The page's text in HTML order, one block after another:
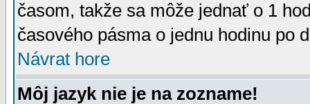
časom, takže sa môže jednať o 1
časového pásma o jednu hodinu po
Návrat hore
Môj jazyk nie je na zozname!